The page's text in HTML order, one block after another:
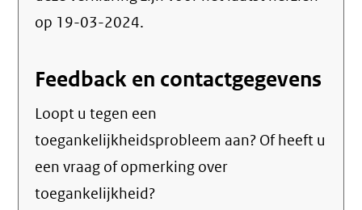
op 19-03-2024.
Feedback en contactgegevens
Loopt u tegen een
toegankelijkheidsprobleem aan? Of heeft u
een vraag of opmerking over
toegankelijkheid?